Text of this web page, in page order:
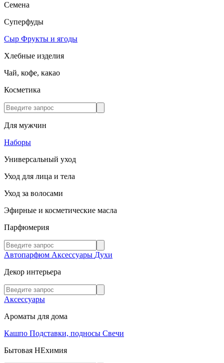
Семена
Суперфуды
Сыр Фрукты и ягоды
Хлебные изделия
Чай, кофе, какао
Косметика
Для мужчин
Наборы
Универсальный уход
Уход для лица и тела
Уход за волосами
Эфирные и косметические масла
Парфюмерия
Автопарфюм Аксессуары Духи
Декор интерьера
Аксессуары
Ароматы для дома
Кашпо Подставки, подносы Свечи
Бытовая НЕхимия